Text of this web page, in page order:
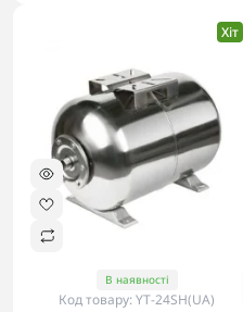
Хіт
В наявності
Код товару: YT-24SH(UA)